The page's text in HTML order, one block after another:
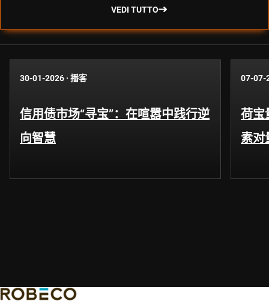
VEDI TUTTO
30-01-2026 · 播客
信用债市场“寻宝”：在喧嚣中践行逆
向智慧
07-07-
荷宝
素对